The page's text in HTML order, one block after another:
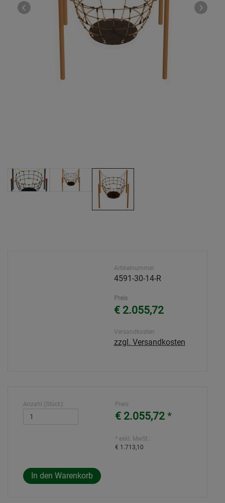
Artikelnummer
4591-30-14-R
Preis
€ 2.055,72
Versandkosten
zzgl. Versandkosten
Anzahl (Stück): Preis
€ 2.055,72 *
* exkl. MwSt.:
€ 1.713,10